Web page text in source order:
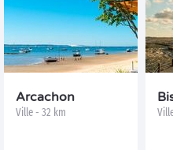
Arcachon
Ville - 32 km